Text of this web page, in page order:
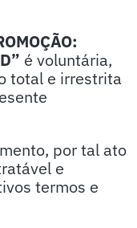
é voluntária,
total e irrestrita
por tal ato
e
termos e